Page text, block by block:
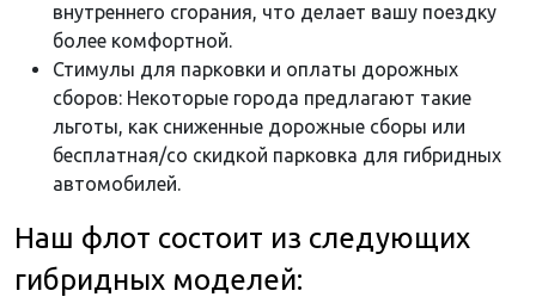
внутреннего сгорания, что делает вашу поездку
более комфортной.
Стимулы для парковки и оплаты дорожных
сборов: Некоторые города предлагают такие
льготы, как сниженные дорожные сборы или
бесплатная/со скидкой парковка для гибридных
автомобилей.
Наш флот состоит из следующих
гибридных моделей: